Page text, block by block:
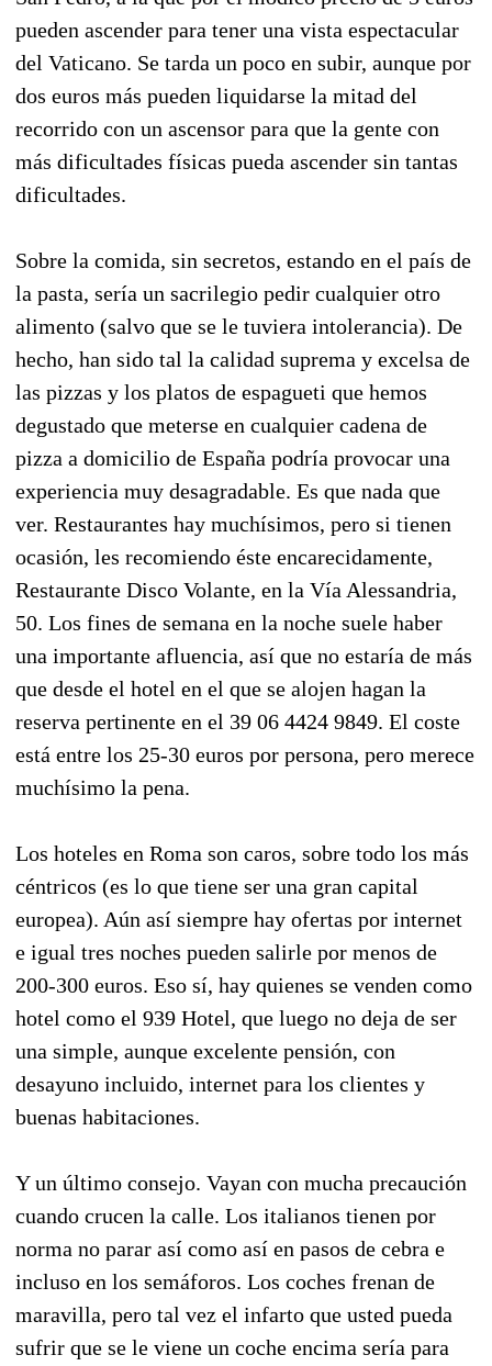
pueden ascender para tener una vista espectacular
del Vaticano. Se tarda un poco en subir, aunque por
dos euros más pueden liquidarse la mitad del
recorrido con un ascensor para que la gente con
más dificultades físicas pueda ascender sin tantas
dificultades.
Sobre la comida, sin secretos, estando en el país de
la pasta, sería un sacrilegio pedir cualquier otro
alimento (salvo que se le tuviera intolerancia). De
hecho, han sido tal la calidad suprema y excelsa de
las pizzas y los platos de espagueti que hemos
degustado que meterse en cualquier cadena de
pizza a domicilio de España podría provocar una
experiencia muy desagradable. Es que nada que
ver. Restaurantes hay muchísimos, pero si tienen
ocasión, les recomiendo éste encarecidamente,
Restaurante Disco Volante, en la Vía Alessandria,
50. Los fines de semana en la noche suele haber
una importante afluencia, así que no estaría de más
que desde el hotel en el que se alojen hagan la
reserva pertinente en el 39 06 4424 9849. El coste
está entre los 25-30 euros por persona, pero merece
muchísimo la pena.
Los hoteles en Roma son caros, sobre todo los más
céntricos (es lo que tiene ser una gran capital
europea). Aún así siempre hay ofertas por internet
e igual tres noches pueden salirle por menos de
200-300 euros. Eso sí, hay quienes se venden como
hotel como el 939 Hotel, que luego no deja de ser
una simple, aunque excelente pensión, con
desayuno incluido, internet para los clientes y
buenas habitaciones.
Y un último consejo. Vayan con mucha precaución
cuando crucen la calle. Los italianos tienen por
norma no parar así como así en pasos de cebra e
incluso en los semáforos. Los coches frenan de
maravilla, pero tal vez el infarto que usted pueda
sufrir que se le viene un coche encima sería para